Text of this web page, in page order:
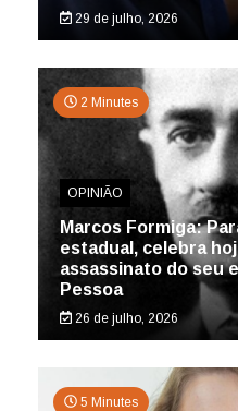
29 de julho, 2026
2 Minutes
OPINIÃO
Marcos Formiga:
estadual, celebra
assassinato do seu
Pessoa
26 de julho, 2026
5 Minutes